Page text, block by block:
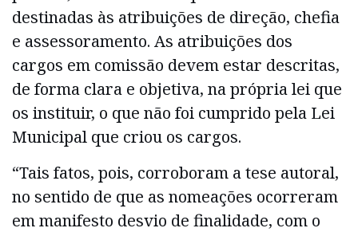
destinadas às atribuições de direção, chefia
e assessoramento. As atribuições dos
cargos em comissão devem estar descritas,
de forma clara e objetiva, na própria lei que
os instituir, o que não foi cumprido pela Lei
Municipal que criou os cargos.
“Tais fatos, pois, corroboram a tese autoral,
no sentido de que as nomeações ocorreram
em manifesto desvio de finalidade, com o